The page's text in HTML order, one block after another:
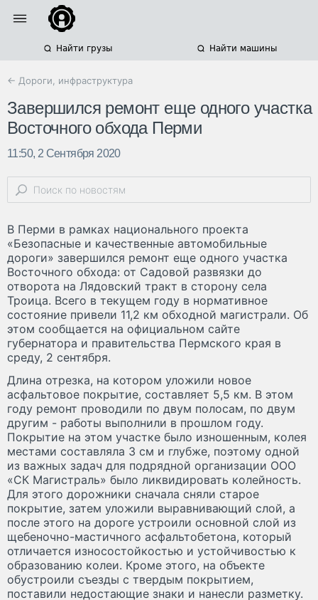
Найти грузы Найти машины
← Дороги, инфраструктура
Завершился ремонт еще одного участка
Восточного обхода Перми
11:50, 2 Сентября 2020
В Перми в рамках национального проекта
«Безопасные и качественные автомобильные
дороги» завершился ремонт еще одного участка
Восточного обхода: от Садовой развязки до
отворота на Лядовский тракт в сторону села
Троица. Всего в текущем году в нормативное
состояние привели 11,2 км обходной магистрали. Об
этом сообщается на официальном сайте
губернатора и правительства Пермского края в
среду, 2 сентября.
Длина отрезка, на котором уложили новое
асфальтовое покрытие, составляет 5,5 км. В этом
году ремонт проводили по двум полосам, по двум
другим - работы выполнили в прошлом году.
Покрытие на этом участке было изношенным, колея
местами составляла 3 см и глубже, поэтому одной
из важных задач для подрядной организации ООО
«СК Магистраль» было ликвидировать колейность.
Для этого дорожники сначала сняли старое
покрытие, затем уложили выравнивающий слой, а
после этого на дороге устроили основной слой из
щебеночно-мастичного асфальтобетона, который
отличается износостойкостью и устойчивостью к
образованию колеи. Кроме этого, на объекте
обустроили съезды с твердым покрытием,
поставили недостающие знаки и нанесли разметку.